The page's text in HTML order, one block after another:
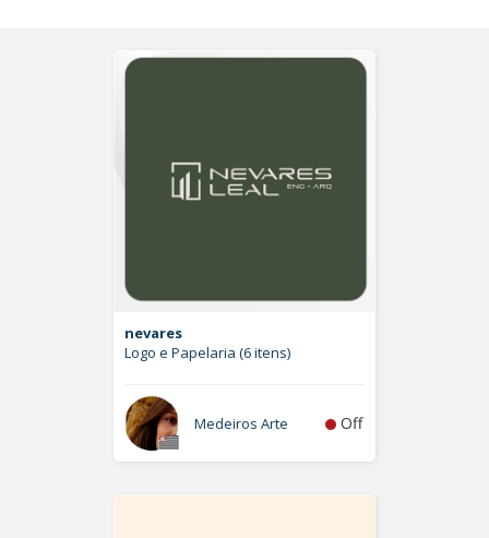
nevares
Logo e Papelaria (6 itens)
Medeiros Arte Off